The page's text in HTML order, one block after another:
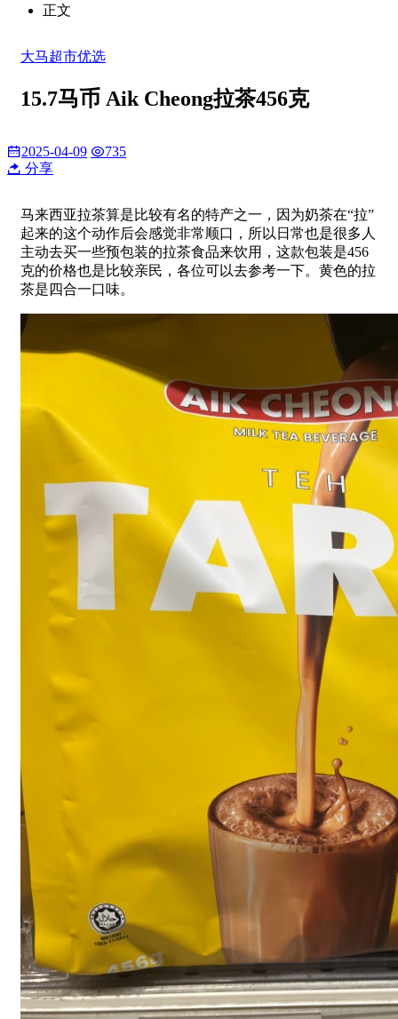
正文
大马超市优选
15.7马币 Aik Cheong拉茶456克
2025-04-09
735
分享
马来西亚拉茶算是比较有名的特产之一，因为奶茶在“拉”
起来的这个动作后会感觉非常顺口，所以日常也是很多人
主动去买一些预包装的拉茶食品来饮用，这款包装是456
克的价格也是比较亲民，各位可以去参考一下。黄色的拉
茶是四合一口味。